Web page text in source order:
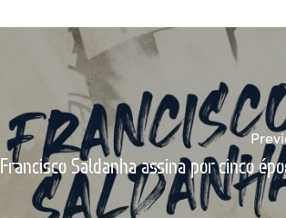
Francisco Saldanha assina por cinco